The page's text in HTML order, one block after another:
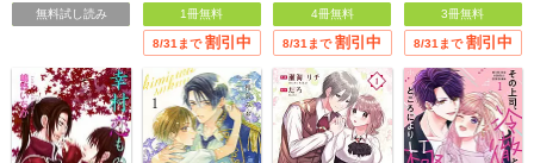
無料試し読み 1冊無料
8/31まで 割引中
4冊無料
8/31まで 割引中
3冊無料
8/31まで 割引中